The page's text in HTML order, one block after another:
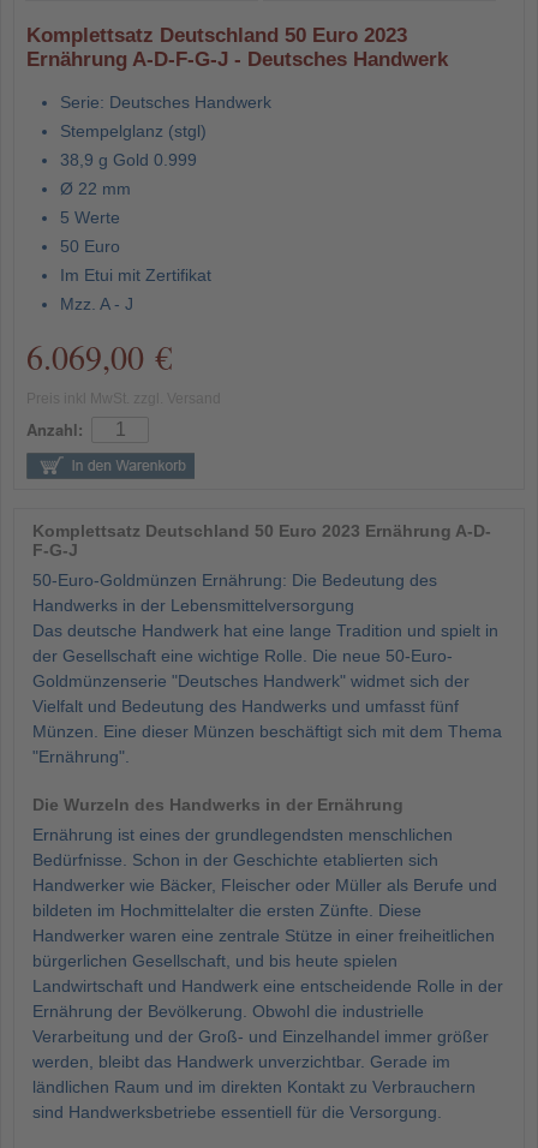
Komplettsatz Deutschland 50 Euro 2023
Ernährung A-D-F-G-J - Deutsches Handwerk
Serie: Deutsches Handwerk
Stempelglanz (stgl)
38,9 g Gold 0.999
Ø 22 mm
5 Werte
50 Euro
Im Etui mit Zertifikat
Mzz. A - J
6.069,00 €
Anzahl:
Komplettsatz Deutschland 50 Euro 2023 Ernährung A-D-
F-G-J
50-Euro-Goldmünzen Ernährung: Die Bedeutung des
Handwerks in der Lebensmittelversorgung
Das deutsche Handwerk hat eine lange Tradition und spielt in
der Gesellschaft eine wichtige Rolle. Die neue 50-Euro-
Goldmünzenserie "Deutsches Handwerk" widmet sich der
Vielfalt und Bedeutung des Handwerks und umfasst fünf
Münzen. Eine dieser Münzen beschäftigt sich mit dem Thema
"Ernährung".
Die Wurzeln des Handwerks in der Ernährung
Ernährung ist eines der grundlegendsten menschlichen
Bedürfnisse. Schon in der Geschichte etablierten sich
Handwerker wie Bäcker, Fleischer oder Müller als Berufe und
bildeten im Hochmittelalter die ersten Zünfte. Diese
Handwerker waren eine zentrale Stütze in einer freiheitlichen
bürgerlichen Gesellschaft, und bis heute spielen
Landwirtschaft und Handwerk eine entscheidende Rolle in der
Ernährung der Bevölkerung. Obwohl die industrielle
Verarbeitung und der Groß- und Einzelhandel immer größer
werden, bleibt das Handwerk unverzichtbar. Gerade im
ländlichen Raum und im direkten Kontakt zu Verbrauchern
sind Handwerksbetriebe essentiell für die Versorgung.